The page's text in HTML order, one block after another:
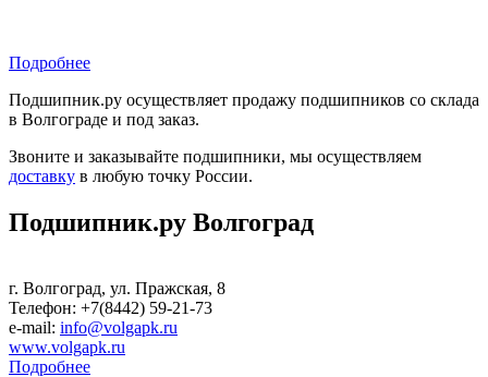
Подробнее
Подшипник.ру осуществляет продажу подшипников со склада
в Волгограде и под заказ.
Звоните и заказывайте подшипники, мы осуществляем
доставку в любую точку России.
Подшипник.ру Волгоград
г. Волгоград, ул. Пражская, 8
Телефон: +7(8442) 59-21-73
е-mail: info@volgapk.ru
www.volgapk.ru
Подробнее